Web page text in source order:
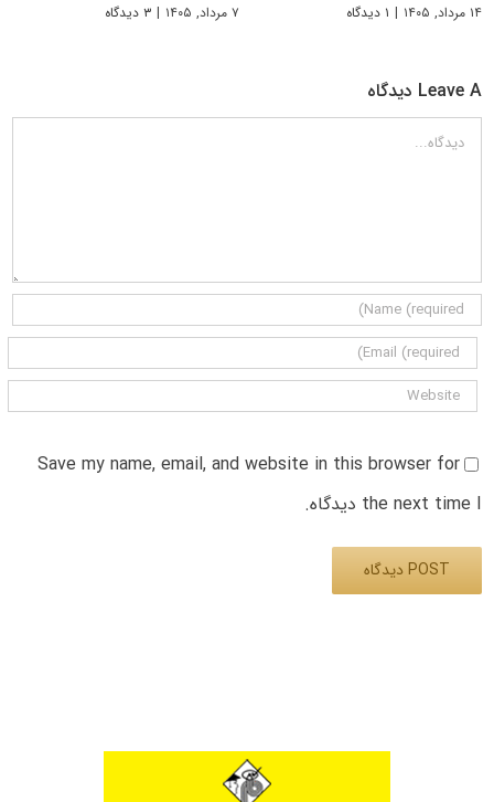
۱۴ مرداد, ۱۴۰۵ | ۱ دیدگاه ۷ مرداد, ۱۴۰۵ | ۳ دیدگاه
Leave A دیدگاه
دیدگاه
Save my name, email, and website in this browser for
the next time I دیدگاه.